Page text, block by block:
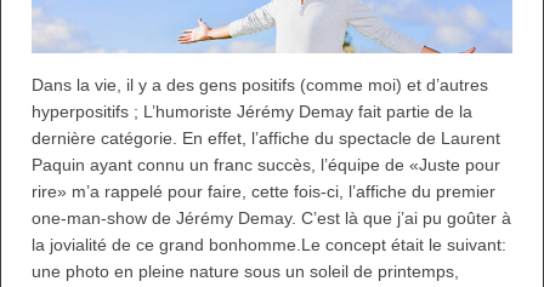
Dans la vie, il y a des gens positifs (comme moi) et d’autres
hyperpositifs ; L’humoriste Jérémy Demay fait partie de la
dernière catégorie. En effet, l’affiche du spectacle de Laurent
Paquin ayant connu un franc succès, l’équipe de «Juste pour
rire» m’a rappelé pour faire, cette fois-ci, l’affiche du premier
one-man-show de Jérémy Demay. C’est là que j’ai pu goûter à
la jovialité de ce grand bonhomme.Le concept était le suivant:
une photo en pleine nature sous un soleil de printemps,